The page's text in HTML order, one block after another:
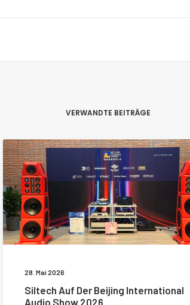
VERWANDTE BEITRÄGE
28. Mai 2026
Siltech Auf Der Beijing International
Audio Show 2026